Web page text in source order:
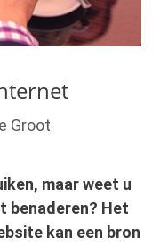
Groot
maar weet u
benaderen? Het
kan een bron